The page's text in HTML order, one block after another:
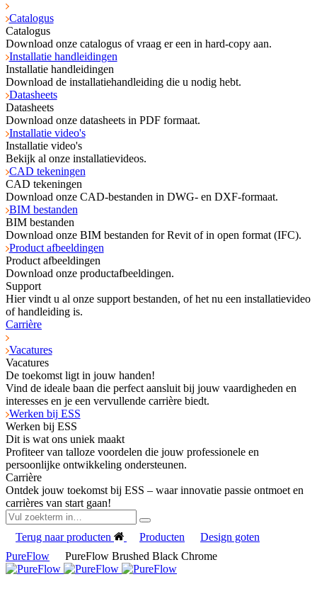
Catalogus
Catalogus
Download onze catalogus of vraag er een in hard-copy aan.
Installatie handleidingen
Installatie handleidingen
Download de installatiehandleiding die u nodig hebt.
Datasheets
Datasheets
Download onze datasheets in PDF formaat.
Installatie video's
Installatie video's
Bekijk al onze installatievideos.
CAD tekeningen
CAD tekeningen
Download onze CAD-bestanden in DWG- en DXF-formaat.
BIM bestanden
BIM bestanden
Download onze BIM bestanden for Revit of in open format (IFC).
Product afbeeldingen
Product afbeeldingen
Download onze productafbeeldingen.
Support
Hier vindt u al onze support bestanden, of het nu een installatievideo
of handleiding is.
Carrière
Vacatures
Vacatures
De toekomst ligt in jouw handen!
Vind de ideale baan die perfect aansluit bij jouw vaardigheden en
interesses en je een vervullende carrière biedt.
Werken bij ESS
Werken bij ESS
Dit is wat ons uniek maakt
Profiteer van talloze voordelen die jouw professionele en
persoonlijke ontwikkeling ondersteunen.
Carrière
Ontdek jouw toekomst bij ESS – waar innovatie passie ontmoet en
carrières van start gaan!
Terug naar producten Producten
Design goten
PureFlow
PureFlow Brushed Black Chrome